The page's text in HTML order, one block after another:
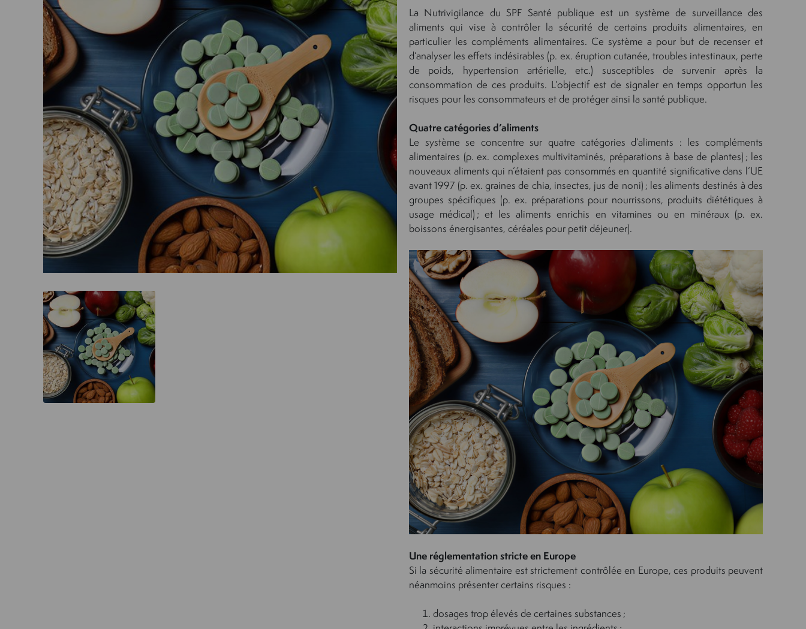
La Nutrivigilance du SPF Santé publique est un système de surveillance des
aliments qui vise à contrôler la sécurité de certains produits alimentaires, en
particulier les compléments alimentaires. Ce système a pour but de recenser et
d’analyser les effets indésirables (p. ex. éruption cutanée, troubles intestinaux, perte
de poids, hypertension artérielle, etc.) susceptibles de survenir après la
consommation de ces produits. L’objectif est de signaler en temps opportun les
risques pour les consommateurs et de protéger ainsi la santé publique.
Quatre catégories d’aliments
Le système se concentre sur quatre catégories d’aliments : les compléments
alimentaires (p. ex. complexes multivitaminés, préparations à base de plantes) ; les
nouveaux aliments qui n’étaient pas consommés en quantité significative dans l’UE
avant 1997 (p. ex. graines de chia, insectes, jus de noni) ; les aliments destinés à des
groupes spécifiques (p. ex. préparations pour nourrissons, produits diététiques à
usage médical) ; et les aliments enrichis en vitamines ou en minéraux (p. ex.
boissons énergisantes, céréales pour petit déjeuner).
Une réglementation stricte en Europe
Si la sécurité alimentaire est strictement contrôlée en Europe, ces produits peuvent
néanmoins présenter certains risques :
dosages trop élevés de certaines substances ;